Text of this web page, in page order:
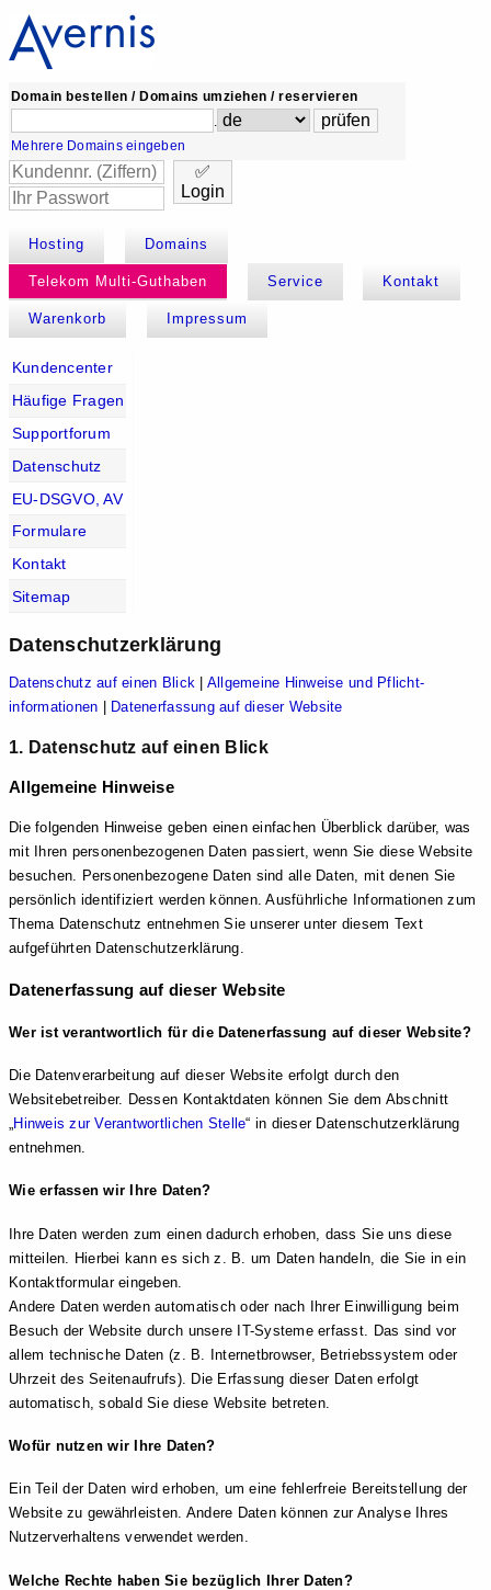
Domain bestellen / Domains umziehen / reservieren
.
Mehrere Domains eingeben
✅
Login
Hosting Domains
Telekom Multi-Guthaben Service Kontakt
Warenkorb Impressum
Kundencenter
Häufige Fragen
Supportforum
Datenschutz
EU-DSGVO, AV
Formulare
Kontakt
Sitemap
Datenschutz­erklärung
Datenschutz auf einen Blick
Allgemeine Hinweise und Pflicht­
informationen
Datenerfassung auf dieser Website
1. Datenschutz auf einen Blick
Allgemeine Hinweise
Die folgenden Hinweise geben einen einfachen Überblick darüber, was
mit Ihren personenbezogenen Daten passiert, wenn Sie diese Website
besuchen. Personenbezogene Daten sind alle Daten, mit denen Sie
persönlich identifiziert werden können. Ausführliche Informationen zum
Thema Datenschutz entnehmen Sie unserer unter diesem Text
aufgeführten Datenschutzerklärung.
Datenerfassung auf dieser Website
Wer ist verantwortlich für die Datenerfassung auf dieser Website?
Die Datenverarbeitung auf dieser Website erfolgt durch den
Websitebetreiber. Dessen Kontaktdaten können Sie dem Abschnitt
„Hinweis zur Verantwortlichen Stelle“ in dieser Datenschutzerklärung
entnehmen.
Wie erfassen wir Ihre Daten?
Ihre Daten werden zum einen dadurch erhoben, dass Sie uns diese
mitteilen. Hierbei kann es sich z. B. um Daten handeln, die Sie in ein
Kontaktformular eingeben.
Andere Daten werden automatisch oder nach Ihrer Einwilligung beim
Besuch der Website durch unsere IT-Systeme erfasst. Das sind vor
allem technische Daten (z. B. Internetbrowser, Betriebssystem oder
Uhrzeit des Seitenaufrufs). Die Erfassung dieser Daten erfolgt
automatisch, sobald Sie diese Website betreten.
Wofür nutzen wir Ihre Daten?
Ein Teil der Daten wird erhoben, um eine fehlerfreie Bereitstellung der
Website zu gewährleisten. Andere Daten können zur Analyse Ihres
Nutzerverhaltens verwendet werden.
Welche Rechte haben Sie bezüglich Ihrer Daten?